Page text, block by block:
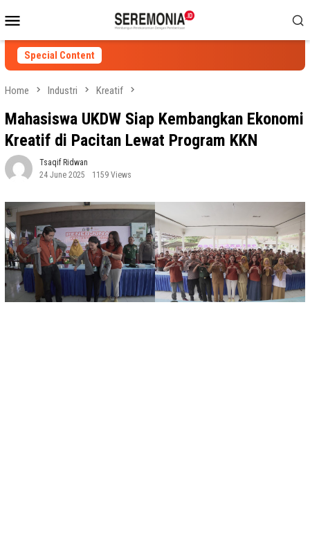
to
contentMenu
Special Content
Home Industri Kreatif
Mahasiswa UKDW Siap Kembangkan Ekonomi
Kreatif di Pacitan Lewat Program KKN
Tsaqif Ridwan
24 June 2025
1159 Views